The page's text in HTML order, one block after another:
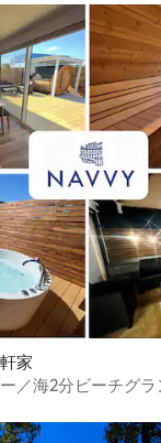
家
／海2分ビーチグラ